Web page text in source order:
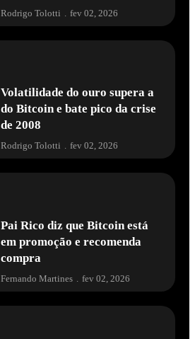
Rodrigo Tolotti fev 02, 2026
Volatilidade do ouro supera a
do Bitcoin e bate pico da crise
de 2008
Rodrigo Tolotti . fev 02, 2026
Pai Rico diz que Bitcoin está
em promoção e recomenda
compra
Fernando Martines fev 02, 2026